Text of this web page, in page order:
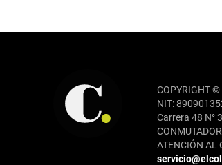
COPYRIGHT
NIT:
Carrera 48 N°
ATENCIÓN AL